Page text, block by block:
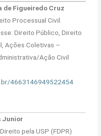
de Figueiredo Cruz
Processual Civil.
Direito Público, Direito
Ações Coletivas –
Ação Civil
4663146949522454
Junior
pela USP (FDPR)